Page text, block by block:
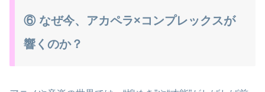
⑥ なぜ今、アカペラ×コンプレックスが
響くのか？